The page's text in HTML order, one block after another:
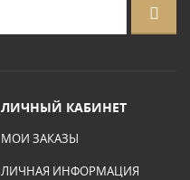
ЛИЧНЫЙ КАБИНЕТ
МОИ ЗАКАЗЫ
ЛИЧНАЯ ИНФОРМАЦИЯ